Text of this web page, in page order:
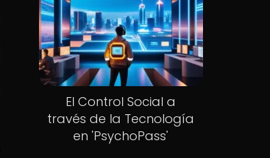
El Control Social a
través de la Tecnología
en 'PsychoPass'